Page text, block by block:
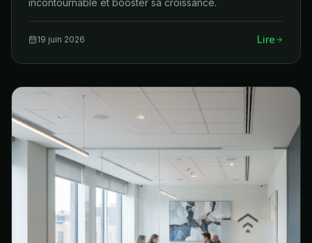
incontournable et booster sa croissance.
19 juin 2026 Lire